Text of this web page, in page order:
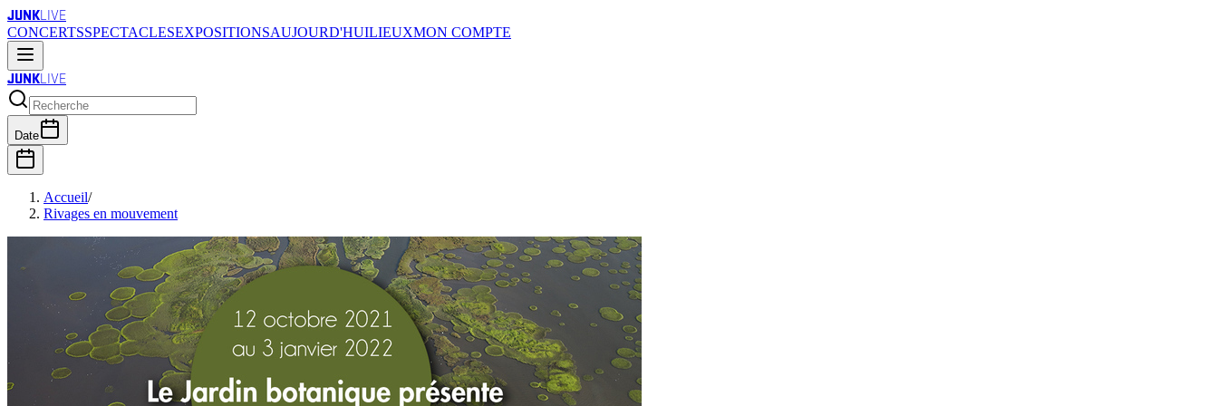
JUNKLIVE
CONCERTSSPECTACLESEXPOSITIONSAUJOURD'HUILIEUXMON COMPTE
JUNKLIVE
Date
Accueil/
Rivages en mouvement